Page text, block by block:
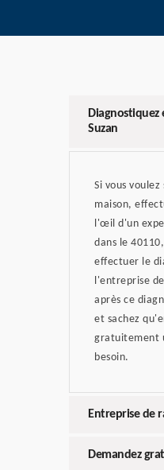
Suzan
Si vous
maison,
l'œil d'un
dans le
effectuer le
l'entreprise
après ce
et sachez
gratuitement
besoin.
Entreprise de
Demandez